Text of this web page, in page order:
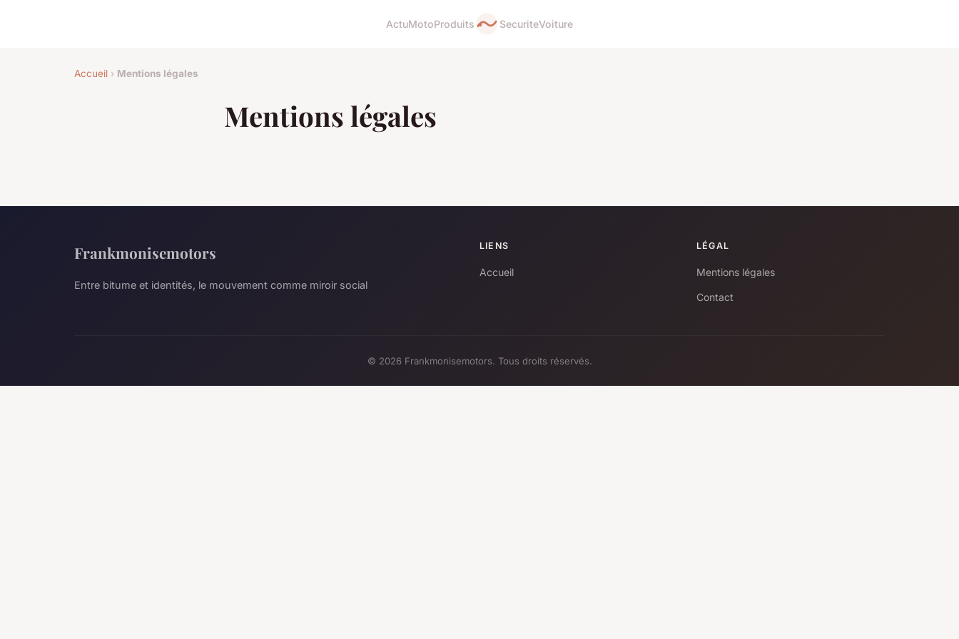
ActuMotoProduits SecuriteVoiture
Accueil › Mentions légales
Mentions légales
Frankmonisemotors
Entre bitume et identités, le mouvement comme miroir social
LIENS
Accueil
LÉGAL
Mentions légales
Contact
© 2026 Frankmonisemotors. Tous droits réservés.